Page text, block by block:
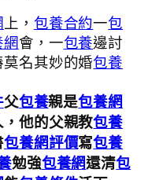
上， 包養合約一包
會，一包養邊討
莫名其妙的婚包養
父包養親是包養網
，他的父親教包養
包養網評價寫包養
勉強包養網還清包